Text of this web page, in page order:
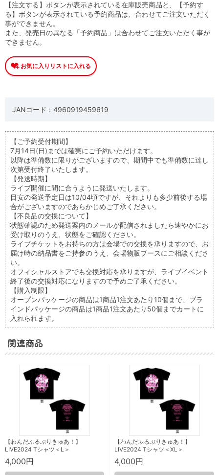
【注文する】ボタンが表示されている在庫販売商品と、【予約す
る】ボタンが表示されている予約商品は、合わせてご注文いただく
事ができません。
また、発売日の異なる「予約商品」は合わせてご注文いただく事が
できません。
JANコード：4960919459619
【ご予約受付期間】
7月14日(日)までは確実にご予約いただけます。
以降は準備数に限りがございますので、期間中でも準備数に達し
次第受付終了いたします。
【発送時期】
ライブ開催に間に合うように発送いたします。
目安の発送予定日は10/04頃ですが、それよりも多少前後する場
合がございますのであらかじめご了承ください。
【不良品の交換について】
状態確認のため発送案内のメールが配信されましたら速やかにお
受け取りのうえ、状態をご確認ください。
ライブチケットをお持ちの方は会場での交換を承りますので、お
届け時の納品書をご持参のうえ、会場物販ブースにご相談くださ
い。
オフィシャルストアでも交換対応を承りますが、ライブイベント
終了後の交換対応になりますので予めご了承ください。
【購入制限】
オープンパッケージの商品は1商品1注文あたり10個まで、ブラ
インドパッケージの商品は1商品1注文あたり50個までカートに
入れられます。
関連商品
【わんだふるぷりきゅあ！】
LIVE2024 Tシャツ＜L＞
4,000円
【わんだふるぷりきゅあ！】
LIVE2024 Tシャツ＜XL＞
4,000円